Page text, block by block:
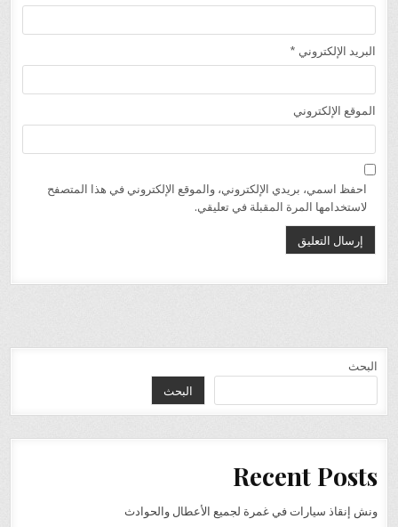
البريد الإلكتروني *
الموقع الإلكتروني
احفظ اسمي، بريدي الإلكتروني، والموقع الإلكتروني في هذا المتصفح
لاستخدامها المرة المقبلة في تعليقي.
البحث
البحث
Recent Posts
ونش إنقاذ سيارات في غمرة لجميع الأعطال والحوادث